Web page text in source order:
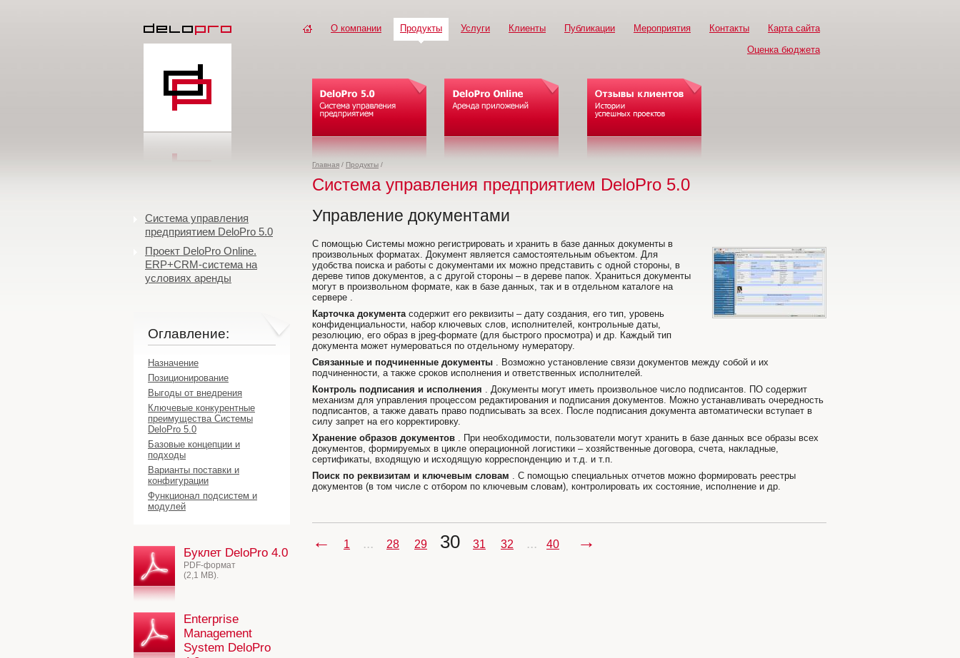
О компании Продукты Услуги Клиенты Публикации Мероприятия Контакты
Карта сайта
Оценка бюджета
Главная / Продукты /
Система управления
предприятием DeloPro 5.0
Проект DeloPro Online.
ERP+CRM-система на
условиях аренды
Оглавление:
Назначение
Позиционирование
Выгоды от внедрения
Ключевые конкурентные
преимущества Системы
DeloPro 5.0
Базовые концепции и
подходы
Варианты поставки и
конфигурации
Функционал подсистем и
модулей
Буклет DeloPro 4.0
PDF-формат
(2,1 MB).
Enterprise
Management
System DeloPro
Система управления предприятием DeloPro 5.0
Управление документами
С помощью Системы можно регистрировать и хранить в базе данных документы в
произвольных форматах. Документ является самостоятельным объектом. Для
удобства поиска и работы с документами их можно представить с одной стороны, в
дереве типов документов, а с другой стороны – в дереве папок. Храниться документы
могут в произвольном формате, как в базе данных, так и в отдельном каталоге на
сервере .
Карточка документасодержит его реквизиты – дату создания, его тип, уровень
конфиденциальности, набор ключевых слов, исполнителей, контрольные даты,
резолюцию, его образ в jpeg-формате (для быстрого просмотра) и др. Каждый тип
документа может нумероваться по отдельному нумератору.
Связанные и подчиненные документы . Возможно установление связи документов между собой и их
подчиненности, а также сроков исполнения и ответственных исполнителей.
Контроль подписания и исполнения . Документы могут иметь произвольное число подписантов. ПО содержит
механизм для управления процессом редактирования и подписания документов. Можно устанавливать очередность
подписантов, а также давать право подписывать за всех. После подписания документа автоматически вступает в
силу запрет на его корректировку.
Хранение образов документов . При необходимости, пользователи могут хранить в базе данных все образы всех
документов, формируемых в цикле операционной логистики – хозяйственные договора, счета, накладные,
сертификаты, входящую и исходящую корреспонденцию и т.д. и т.п.
Поиск по реквизитам и ключевым словам . С помощью специальных отчетов можно формировать реестры
документов (в том числе с отбором по ключевым словам), контролировать их состояние, исполнение и др.
← 1 ... 28 29 30 31 32 ... 40 →